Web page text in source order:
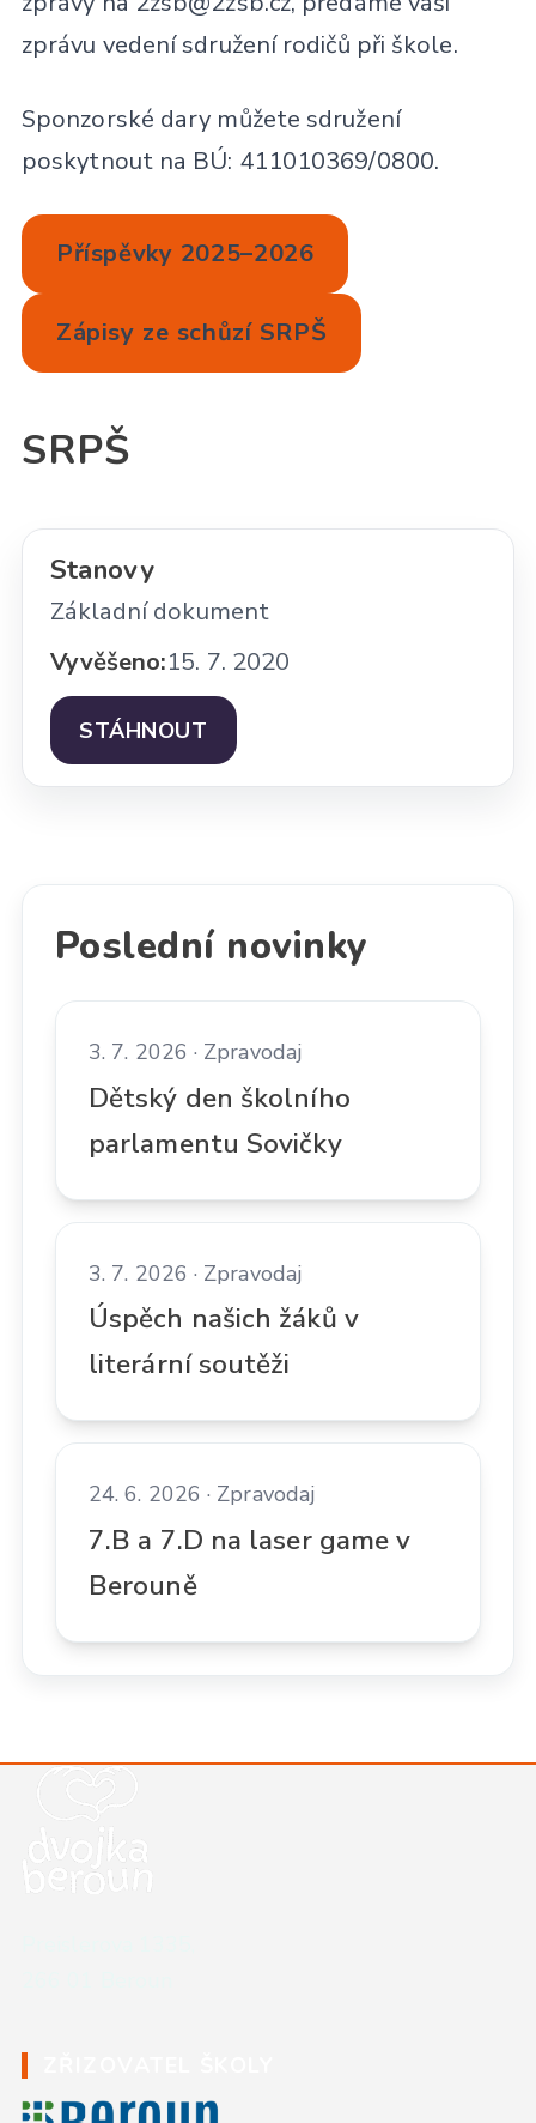
zprávu vedení sdružení rodičů při škole.
Sponzorské dary můžete sdružení
poskytnout na BÚ: 411010369/0800.
Příspěvky 2025–2026
Zápisy ze schůzí SRPŠ
SRPŠ
Stanovy
Základní dokument
Vyvěšeno:15. 7. 2020
STÁHNOUT
Poslední novinky
3. 7. 2026 · Zpravodaj
Dětský den školního
parlamentu Sovičky
3. 7. 2026 · Zpravodaj
Úspěch našich žáků v
literární soutěži
24. 6. 2026 · Zpravodaj
7.B a 7.D na laser game v
Berouně